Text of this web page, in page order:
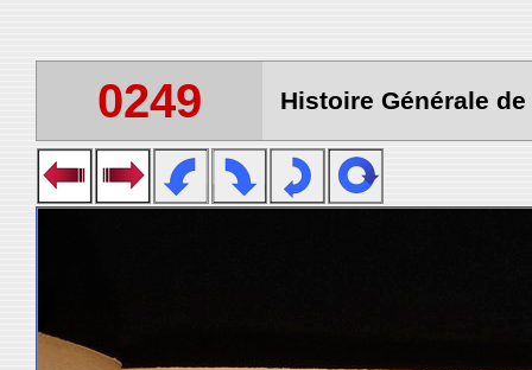
0249 Histoire Générale